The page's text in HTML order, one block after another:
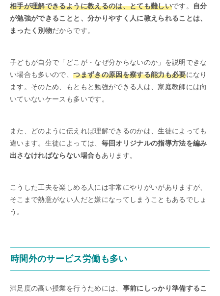
相手が理解できるように教えるのは、とても難しいです。
自分
が勉強ができることと、分かりやすく人に教えられることは、
まったく別物だからです。
子どもが自分で「どこが・なぜ分からないのか」を説明できな
い場合も多いので、つまずきの原因を察する能力も必要になり
ます。そのため、もともと勉強ができる人は、家庭教師には向
いていないケースも多いです。
また、どのように伝えれば理解できるのかは、生徒によっても
違います。生徒によっては、 毎回オリジナルの指導方法を編み
出さなければならない場合もあります。
こうした工夫を楽しめる人には非常にやりがいがありますが、
そこまで熱意がない人だと嫌になってしまうこともあるでしょ
う。
時間外のサービス労働も多い
満足度の高い授業を行うためには、 事前にしっかり準備するこ